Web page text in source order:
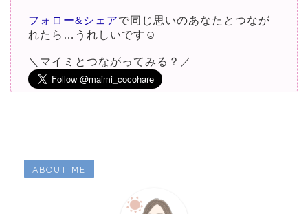
フォロー&シェアで同じ思いのあなたとつなが
れたら…うれしいです☺︎
＼マイミとつながってみる？／
ABOUT ME